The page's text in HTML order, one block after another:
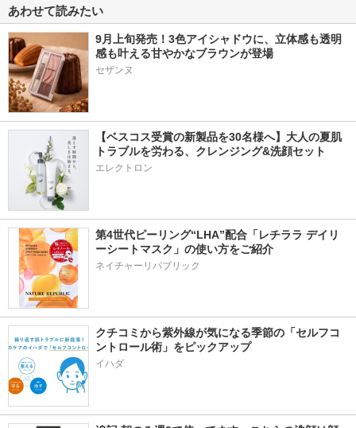
あわせて読みたい
9月上旬発売！3色アイシャドウに、立体感も透明
感も叶える甘やかなブラウンが登場
【ベスコス受賞の新製品を30名様へ】大人の夏肌
トラブルを労わる、クレンジング&洗顔セット
エレクトロン
第4世代ピーリング“LHA”配合「レチララ デイリ
ーシートマスク」の使い方をご紹介
ネイチャーリパブリック
クチコミから紫外線が気になる季節の「セルフコ
ントロール術」をピックアップ
イハダ